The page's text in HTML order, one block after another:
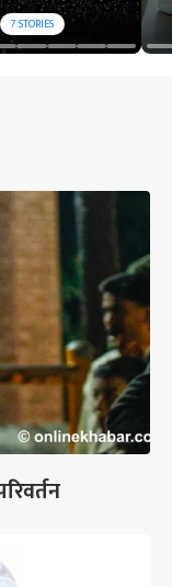
7STORIES